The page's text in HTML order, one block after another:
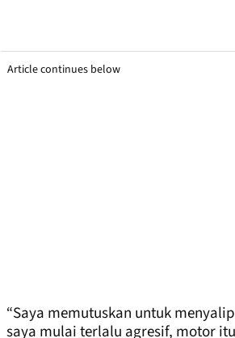
Article continues below
“Saya memutuskan untuk
saya mulai terlalu agresif, motor